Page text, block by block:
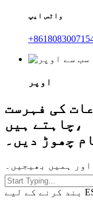
واٹس ایپ
اوپر
کی فہرست
چاہتے ہیں،
چھوڑ دیں۔
ہمیں بھیجیں۔